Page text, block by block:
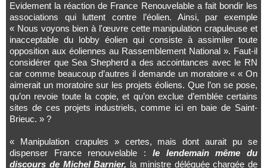
Evidement la réaction de France Renouvelable a fait bondir les
associations qui luttent contre l’éolien. Ainsi, par exemple
« Nous voyons bien à l'œuvre cette manipulation crapuleuse et
inacceptable du lobby éolien qui consiste à assimiler toute
opposition aux éoliennes au Rassemblement National ». Faut-il
considérer que Sea Shepherd a des accointances avec le RN
car comme beaucoup d’autres il demande un moratoire « « On
aimerait un moratoire sur les projets éoliens. Que l’on se pose,
qu’on revoie toute la copie, et qu’on exclue d’emblée certains
sites de ces projets industriels, comme ici en baie de Saint-
Brieuc. » ?
« Manipulation crapules » certes, mais dont aurait pu se
dispenser France renouvelable : le lendemain même du
discours de Michel Barnier, la ministre déléguée chargée de